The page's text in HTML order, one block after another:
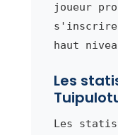
joueur
s'inscrire
haut
Les
Les